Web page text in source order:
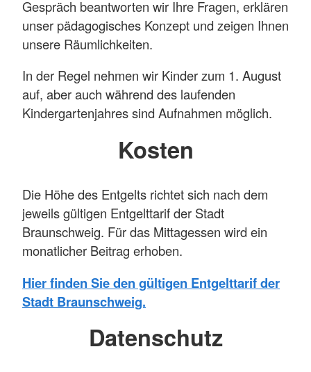
Gespräch beantworten wir Ihre Fragen, erklären
unser pädagogisches Konzept und zeigen Ihnen
unsere Räumlichkeiten.
In der Regel nehmen wir Kinder zum 1. August
auf, aber auch während des laufenden
Kindergartenjahres sind Aufnahmen möglich.
Kosten
Die Höhe des Entgelts richtet sich nach dem
jeweils gültigen Entgelttarif der Stadt
Braunschweig. Für das Mittagessen wird ein
monatlicher Beitrag erhoben.
Hier finden Sie den gültigen Entgelttarif der
Stadt Braunschweig.
Datenschutz